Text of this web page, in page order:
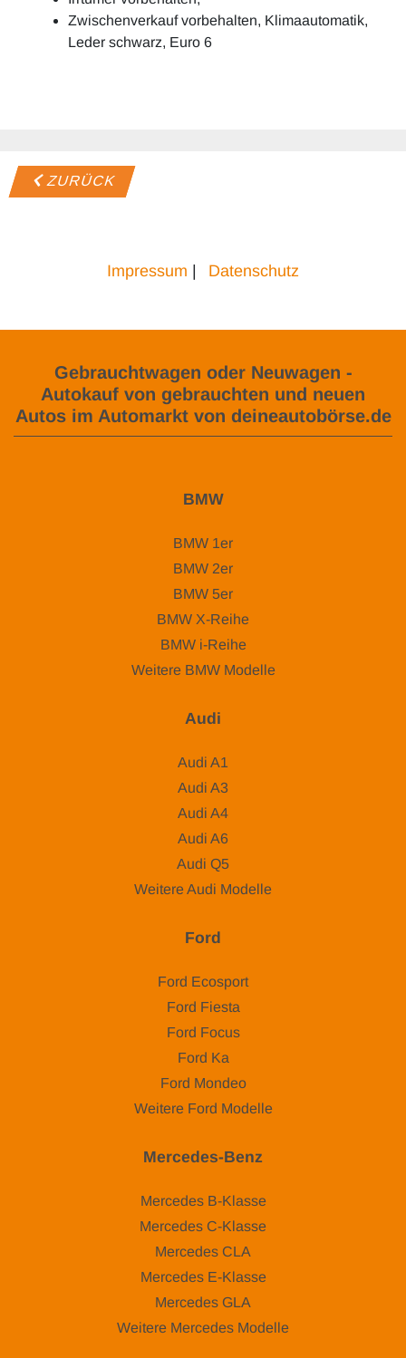
Zwischenverkauf vorbehalten, Klimaautomatik,
Leder schwarz, Euro 6
ZURÜCK
Impressum | Datenschutz
Gebrauchtwagen oder Neuwagen -
Autokauf von gebrauchten und neuen
Autos im Automarkt von deineautobörse.de
BMW
BMW 1er
BMW 2er
BMW 5er
BMW X-Reihe
BMW i-Reihe
Weitere BMW Modelle
Audi
Audi A1
Audi A3
Audi A4
Audi A6
Audi Q5
Weitere Audi Modelle
Ford
Ford Ecosport
Ford Fiesta
Ford Focus
Ford Ka
Ford Mondeo
Weitere Ford Modelle
Mercedes-Benz
Mercedes B-Klasse
Mercedes C-Klasse
Mercedes CLA
Mercedes E-Klasse
Mercedes GLA
Weitere Mercedes Modelle